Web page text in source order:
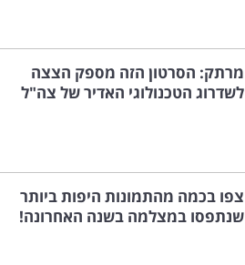
מרתק: הסרטון הזה מספק הצצה
לשדרוג הטכנולוגי האדיר של צה"ל
צפו בכמה מהתמונות היפות ביותר
שנתפסו במצלמה בשנה האחרונה!